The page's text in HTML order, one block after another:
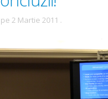
pe 2 Martie 2011 .